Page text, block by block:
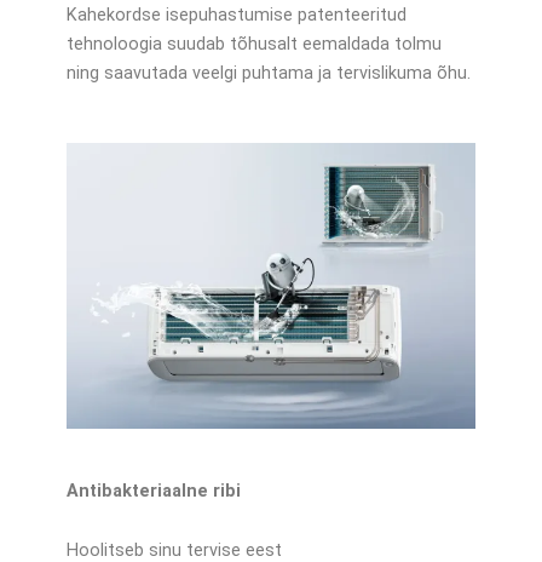
Kahekordse isepuhastumise patenteeritud
tehnoloogia suudab tõhusalt eemaldada tolmu
ning saavutada veelgi puhtama ja tervislikuma õhu.
Antibakteriaalne ribi
Hoolitseb sinu tervise eest